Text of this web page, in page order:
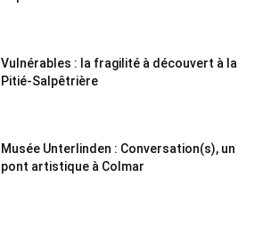
Vulnérables : la fragilité à découvert à la
Pitié-Salpêtrière
Musée Unterlinden : Conversation(s), un
pont artistique à Colmar